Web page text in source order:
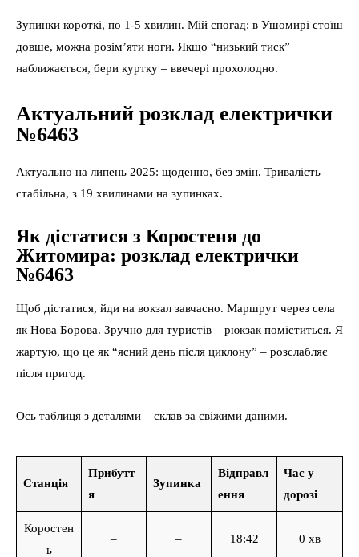
Зупинки короткі, по 1-5 хвилин. Мій спогад: в Ушомирі стоїш
довше, можна розім’яти ноги. Якщо “низький тиск”
наближається, бери куртку – ввечері прохолодно.
Актуальний розклад електрички
№6463
Актуально на липень 2025: щоденно, без змін. Тривалість
стабільна, з 19 хвилинами на зупинках.
Як дістатися з Коростеня до
Житомира: розклад електрички
№6463
Щоб дістатися, йди на вокзал завчасно. Маршрут через села
як Нова Борова. Зручно для туристів – рюкзак поміститься. Я
жартую, що це як “ясний день після циклону” – розслабляє
після пригод.
Ось таблиця з деталями – склав за свіжими даними.
Станція
Прибутт
я
Зупинка
Відправл
ення
Час у
дорозі
Коростен
ь
– – 18:42 0 хв